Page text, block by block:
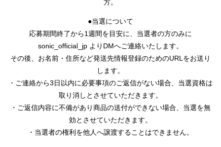
方。
●当選について
応募期間終了から1週間を目安に、当選者の方のみに
sonic_official_jp よりDMへご連絡いたします。
その後、お名前・住所など発送先情報登録のためのURLをお送り
します。
・ご連絡から3日以内に必要事項のご返信がない場合、当選資格は
取り消しとさせていただきます。
・ご返信内容に不備があり商品の送付ができない場合、当選を無
効とさせていただきます。
・当選者の権利を他人へ譲渡することはできません。